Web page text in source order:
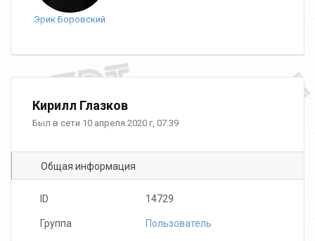
Эрик Боровский
Кирилл Глазков
Был в сети 10 апреля 2020 г, 07:39
Общая информация
ID 14729
Группа Пользователь